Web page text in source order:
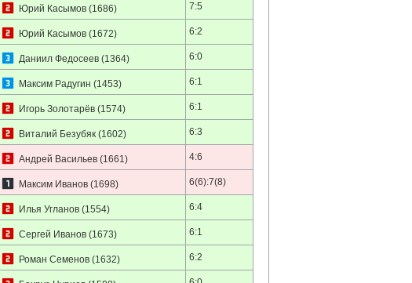
Юрий Касымов(1686) 7:5
Юрий Касымов(1672) 6:2
Даниил Федосеев(1364) 6:0
Максим Радугин (1453) 6:1
Игорь Золотарёв(1574) 6:1
Виталий Безубяк(1602) 6:3
Андрей Васильев(1661) 4:6
Максим Иванов(1698) 6(6):7(8)
Илья Угланов(1554) 6:4
Сергей Иванов(1673) 6:1
Роман Семенов(1632) 6:2